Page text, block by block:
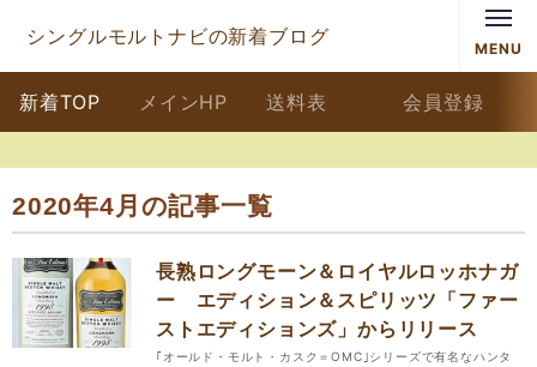
シングルモルトナビの新着ブログ
MENU
新着TOP メインHP 送料表 会員登録
2020年4月の記事一覧
長熟ロングモーン＆ロイヤルロッホナガ
ー エディション＆スピリッツ「ファー
ストエディションズ」からリリース
｢オールド・モルト・カスク＝OMC｣シリーズで有名なハンタ